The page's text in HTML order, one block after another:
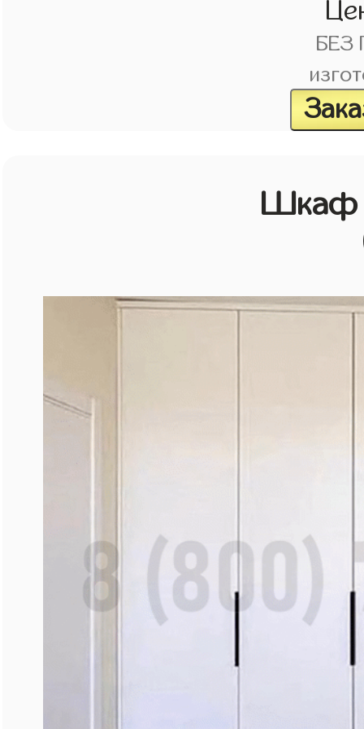
БЕЗ
Шкаф